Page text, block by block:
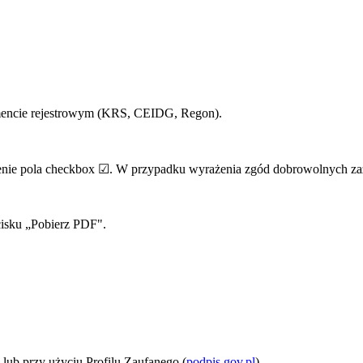
rejestrowym (KRS, CEIDG, Regon).
pola checkbox ☑. W przypadku wyrażenia zgód dobrowolnych
„Pobierz PDF".